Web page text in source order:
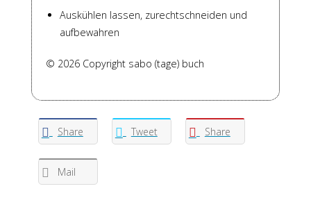
Auskühlen lassen, zurechtschneiden und
aufbewahren
© 2026 Copyright sabo (tage) buch
Share Tweet Share
Mail